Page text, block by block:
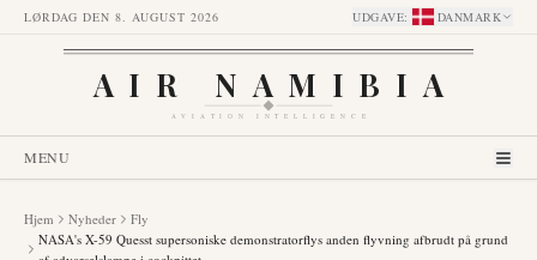
LØRDAG DEN 8. AUGUST 2026 UDGAVE: DANMARK
AIR NAMIBIA
AVIATION INTELLIGENCE
MENU
Hjem Nyheder
Fly
NASA's X-59 Quesst supersoniske demonstratorflys anden flyvning afbrudt på grund